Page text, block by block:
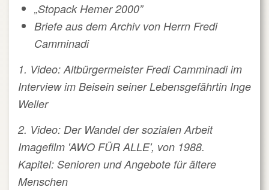
„Stopack Hemer 2000”
Briefe aus dem Archiv von Herrn Fredi
Camminadi
1. Video: Altbürgermeister Fredi Camminadi im
Interview im Beisein seiner Lebensgefährtin Inge
Weller
2. Video: Der Wandel der sozialen Arbeit
Imagefilm 'AWO FÜR ALLE', von 1988.
Kapitel: Senioren und Angebote für ältere
Menschen